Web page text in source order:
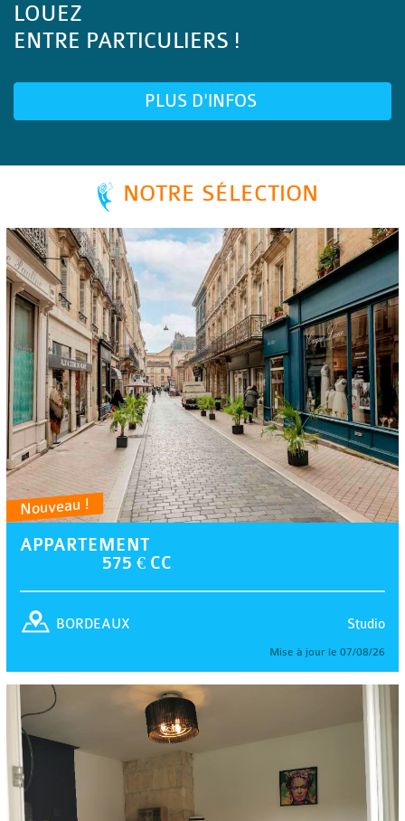
LOUEZ
ENTRE PARTICULIERS !
PLUS D'INFOS
NOTRE SÉLECTION
Nouveau !
APPARTEMENT
575 € CC
Studio
BORDEAUX
Mise à jour le 07/08/26